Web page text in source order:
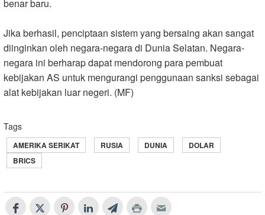
benar baru.
Jika berhasil, penciptaan sistem yang bersaing akan sangat
diinginkan oleh negara-negara di Dunia Selatan. Negara-
negara ini berharap dapat mendorong para pembuat
kebijakan AS untuk mengurangi penggunaan sanksi sebagai
alat kebijakan luar negeri. (MF)
Tags
AMERIKA SERIKAT RUSIA DUNIA
DOLAR
BRICS